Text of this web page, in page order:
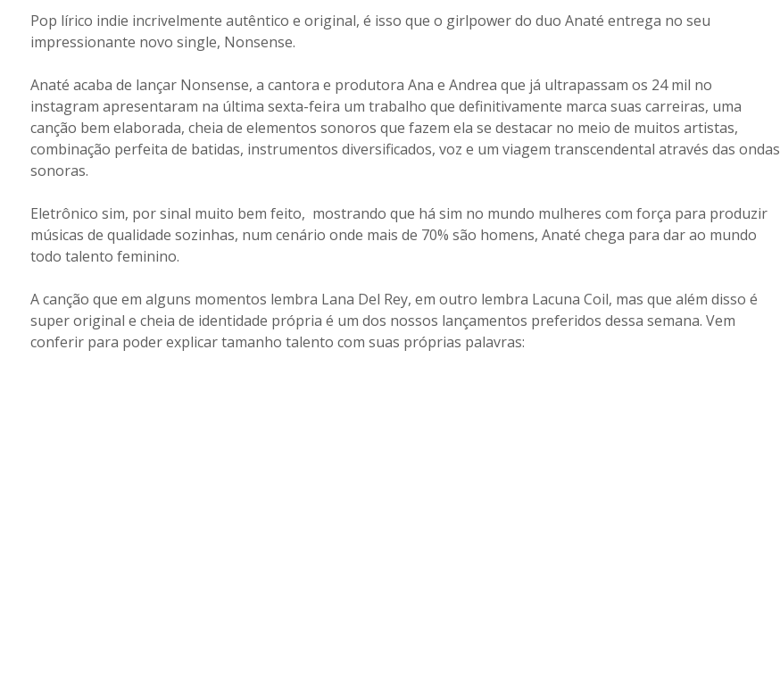
Pop lírico indie incrivelmente autêntico e original, é isso que o girlpower do duo Anaté entrega no seu
impressionante novo single, Nonsense.
Anaté acaba de lançar Nonsense, a cantora e produtora Ana e Andrea que já ultrapassam os 24 mil no
instagram apresentaram na última sexta-feira um trabalho que definitivamente marca suas carreiras, uma
canção bem elaborada, cheia de elementos sonoros que fazem ela se destacar no meio de muitos artistas,
combinação perfeita de batidas, instrumentos diversificados, voz e um viagem transcendental através das ondas
sonoras.
Eletrônico sim, por sinal muito bem feito, mostrando que há sim no mundo mulheres com força para produzir
músicas de qualidade sozinhas, num cenário onde mais de 70% são homens, Anaté chega para dar ao mundo
todo talento feminino.
A canção que em alguns momentos lembra Lana Del Rey, em outro lembra Lacuna Coil, mas que além disso é
super original e cheia de identidade própria é um dos nossos lançamentos preferidos dessa semana. Vem
conferir para poder explicar tamanho talento com suas próprias palavras: